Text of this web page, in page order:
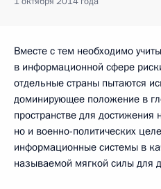
Вместе с тем необходимо
в информационной сфере
отдельные страны пытаются
доминирующее положение в
пространстве для достижения
но и военно-политических
информационные системы в
называемой мягкой силы для